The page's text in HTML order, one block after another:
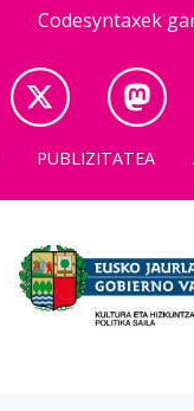
Codesyntaxek
PUBLIZITATEA